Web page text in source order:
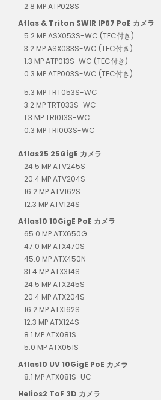
2.8 MP ATP028S
Atlas & Triton SWIR IP67 PoE カメラ
5.2 MP ASX053S-WC (TEC付き)
3.2 MP ASX033S-WC (TEC付き)
1.3 MP ATP013S-WC (TEC付き)
0.3 MP ATP003S-WC (TEC付き)
5.3 MP TRT053S-WC
3.2 MP TRT033S-WC
1.3 MP TRI013S-WC
0.3 MP TRI003S-WC
Atlas25 25GigE カメラ
24.5 MP ATV245S
20.4 MP ATV204S
16.2 MP ATV162S
12.3 MP ATV124S
Atlas10 10GigE PoE カメラ
65.0 MP ATX650G
47.0 MP ATX470S
45.0 MP ATX450N
31.4 MP ATX314S
24.5 MP ATX245S
20.4 MP ATX204S
16.2 MP ATX162S
12.3 MP ATX124S
8.1 MP ATX081S
5.0 MP ATX051S
Atlas10 UV 10GigE PoE カメラ
8.1 MP ATX081S-UC
Helios2 ToF 3D カメラ